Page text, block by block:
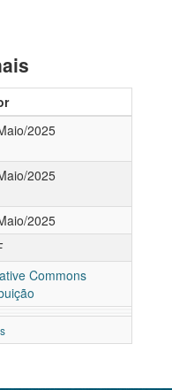
2025
2025
2025
Commons